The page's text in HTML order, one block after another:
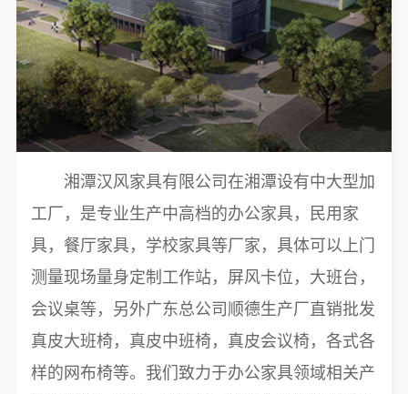
湘潭汉风家具有限公司在湘潭设有中大型加
工厂，是专业生产中高档的办公家具，民用家
具，餐厅家具，学校家具等厂家，具体可以上门
测量现场量身定制工作站，屏风卡位，大班台，
会议桌等，另外广东总公司顺德生产厂直销批发
真皮大班椅，真皮中班椅，真皮会议椅，各式各
样的网布椅等。我们致力于办公家具领域相关产